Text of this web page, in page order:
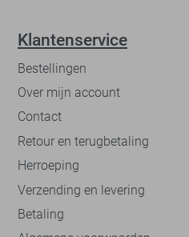
Klantenservice
Bestellingen
Over mijn account
Contact
Retour en terugbetaling
Herroeping
Verzending en levering
Betaling